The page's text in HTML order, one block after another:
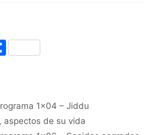
C
ar
tir
1×04 – Jiddu
aspectos de su vida